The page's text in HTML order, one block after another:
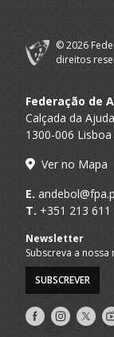
© 2026
direitos
Federação de
Calçada da
1300-006 Lisboa
Ver no Mapa
E.
T. +351 213 611
Newsletter
Subscreva a
SUBSCREVER
Siga-
nos
Siga-
nos
Siga-
nos